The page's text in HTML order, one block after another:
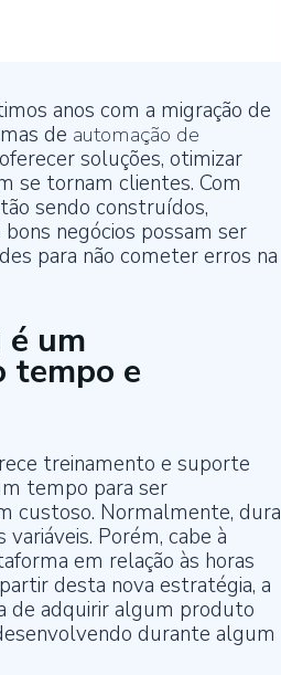
anos com a migração de
de automação de
soluções, otimizar
se tornam clientes. Com
sendo construídos,
negócios possam ser
para não cometer erros na
um
tempo e
treinamento e suporte
tempo para ser
custoso. Normalmente, dura
Porém, cabe à
em relação às horas
desta nova estratégia, a
de adquirir algum produto
durante algum